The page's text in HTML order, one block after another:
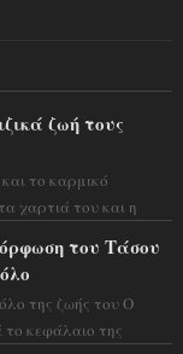
ζωή τους
το καρμικό
χαρτιά του και η
του Τάσου
της ζωής του Ο
το κεφάλαιο της